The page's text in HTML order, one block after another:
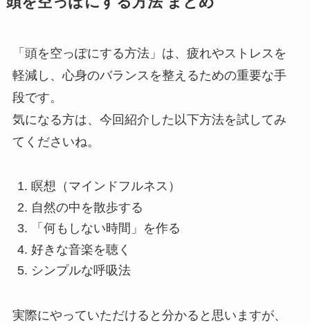
「頭を空っぽにする方法」は、疲れやストレスを
軽減し、心身のバランスを整えるための重要な手
段です。
気になる方は、今回紹介した以下方法を試してみ
てくださいね。
瞑想（マインドフルネス）
自然の中を散歩する
「何もしない時間」を作る
好きな音楽を聴く
シンプルな呼吸法
実際にやっていただけると分かると思いますが、